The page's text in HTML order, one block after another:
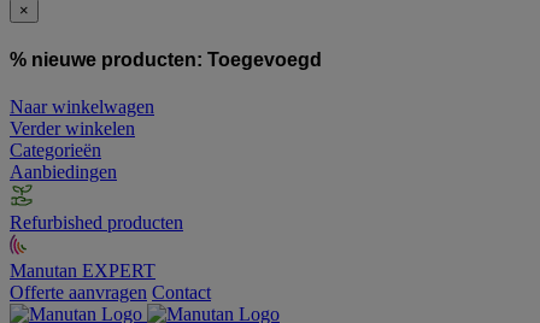
×
% nieuwe producten: Toegevoegd
Naar winkelwagen
Verder winkelen
Categorieën
Aanbiedingen
Refurbished producten
Manutan EXPERT
Offerte aanvragen Contact